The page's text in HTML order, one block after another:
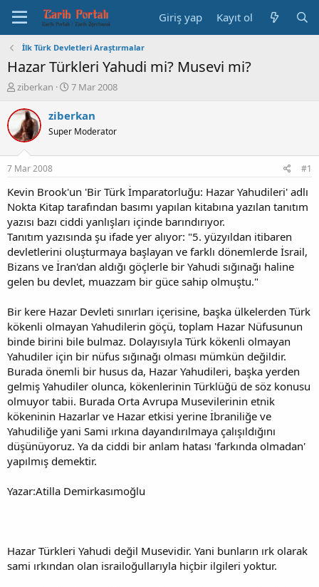
Giriş yap Kayıt ol
İlk Türk Devletleri Araştırmalar
Hazar Türkleri Yahudi mi? Musevi mi?
K
n
b
u
u
b
a
l
a
t
a
n
ziberkan
B
ş
a
ç
a
r
i
h
i
7 Mar 2008
ziberkan
Super Moderator
7 Mar 2008 #1
Kevin Brook'un 'Bir Türk İmparatorluğu: Hazar Yahudileri' adlı
Nokta Kitap tarafından basımı yapılan kitabına yazılan tanıtım
yazısı bazı ciddi yanlışları içinde barındırıyor.
Tanıtım yazısında şu ifade yer alıyor: "5. yüzyıldan itibaren
devletlerini oluşturmaya başlayan ve farklı dönemlerde İsrail,
Bizans ve İran'dan aldığı göçlerle bir Yahudi sığınağı haline
gelen bu devlet, muazzam bir güce sahip olmuştu."
Bir kere Hazar Devleti sınırları içerisine, başka ülkelerden Türk
kökenli olmayan Yahudilerin göçü, toplam Hazar Nüfusunun
binde birini bile bulmaz. Dolayısıyla Türk kökenli olmayan
Yahudiler için bir nüfus sığınağı olması mümkün değildir.
Burada önemli bir husus da, Hazar Yahudileri, başka yerden
gelmiş Yahudiler olunca, kökenlerinin Türklüğü de söz konusu
olmuyor tabii. Burada Orta Avrupa Musevilerinin etnik
kökeninin Hazarlar ve Hazar etkisi yerine İbraniliğe ve
Yahudiliğe yani Sami ırkına dayandırılmaya çalışıldığını
düşünüyoruz. Ya da ciddi bir anlam hatası 'farkında olmadan'
yapılmış demektir.
Yazar:Atilla Demirkasımoğlu
Hazar Türkleri Yahudi değil Musevidir. Yani bunların ırk olarak
sami ırkından olan israiloğullarıyla hiçbir ilgileri yoktur.